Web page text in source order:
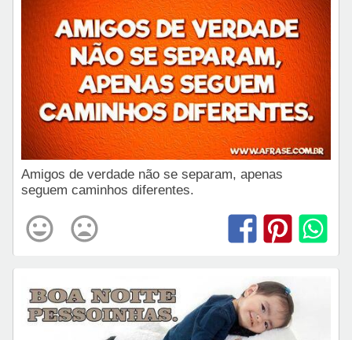
Amigos de verdade não se separam, apenas
seguem caminhos diferentes.